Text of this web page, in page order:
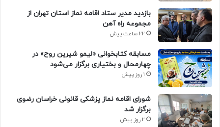
بازدید مدیر ستاد اقامه نماز استان تهران از
مجموعه راه آهن
22 ساعت پیش
مسابقه کتابخوانی «لیمو شیرین روح» در
چهارمحال و بختیاری برگزار می‌شود
1 روز پیش
شورای اقامه نماز پزشکی قانونی خراسان رضوی
برگزار شد
2 روز پیش